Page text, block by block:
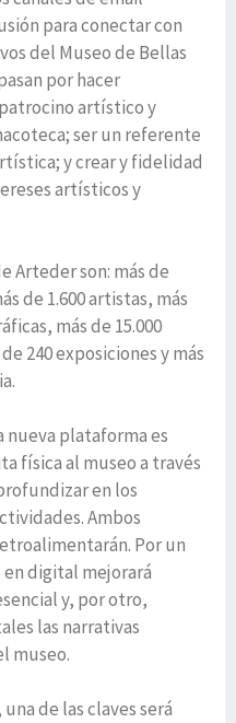
para conectar con
del Museo de Bellas
por hacer
artístico y
ser un referente
y crear y fidelidad
artísticos y
Arteder son: más de
de 1.600 artistas, más
más de 15.000
240 exposiciones y más
nueva plataforma es
física al museo a través
en los
Ambos
Por un
digital mejorará
y, por otro,
las narrativas
museo.
de las claves será